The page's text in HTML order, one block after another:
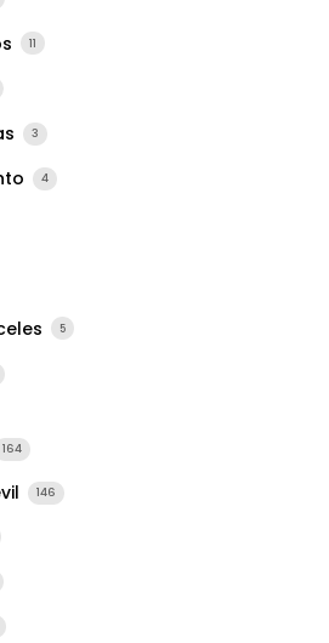
11
3
4
5
164
146